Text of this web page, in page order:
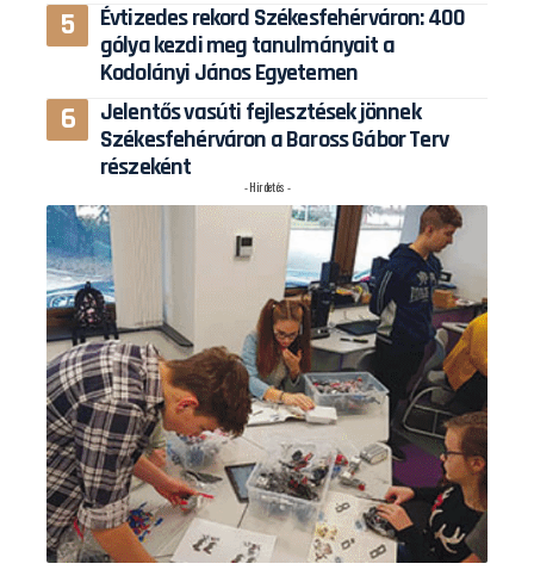
Évtizedes rekord Székesfehérváron: 400
gólya kezdi meg tanulmányait a
Kodolányi János Egyetemen
Jelentős vasúti fejlesztések jönnek
Székesfehérváron a Baross Gábor Terv
részeként
- Hirdetés -